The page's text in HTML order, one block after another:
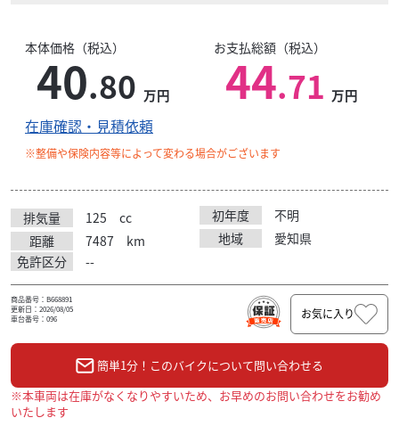
本体価格（税込）
40.80 万円
お支払総額（税込）
44.71 万円
在庫確認・見積依頼
※整備や保険内容等によって変わる場合がございます
排気量 125 cc 初年度
不明
距離
7487 km 地域
愛知県
免許区分
--
商品番号：B668891
更新日：2026/08/05
車台番号：096
お気に入り
簡単1分！このバイクについて問い合わせる
※本車両は在庫がなくなりやすいため、お早めのお問い合わせをお勧め
いたします